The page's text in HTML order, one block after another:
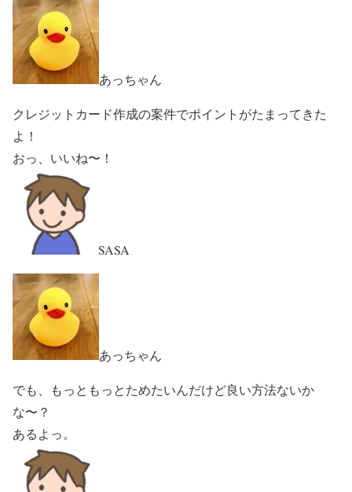
あっちゃん
クレジットカード作成の案件でポイントがたまってきた
よ！
おっ、いいね〜！
SASA
あっちゃん
でも、もっともっとためたいんだけど良い方法ないか
な〜？
あるよっ。